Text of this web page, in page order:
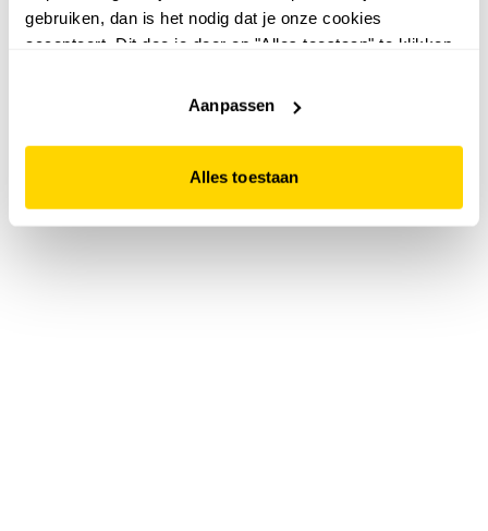
gebruiken, dan is het nodig dat je onze cookies
accepteert. Dit doe je door op "Alles toestaan" te klikken.
website niet optimaal functioneert.
Aanpassen
Alles toestaan